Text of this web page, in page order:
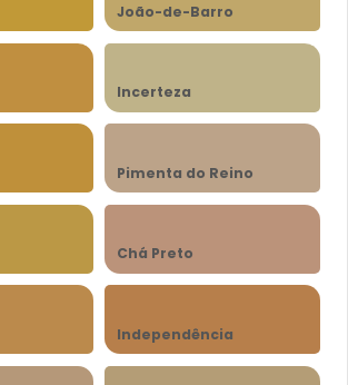
João-de-Barro
Incerteza
Pimenta do Reino
Chá Preto
Independência